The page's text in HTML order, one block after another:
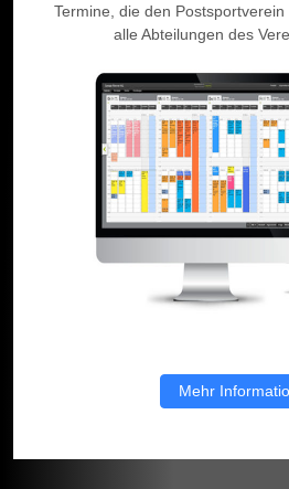
Termine, die den Postsportverein
alle Abteilungen des
Mehr